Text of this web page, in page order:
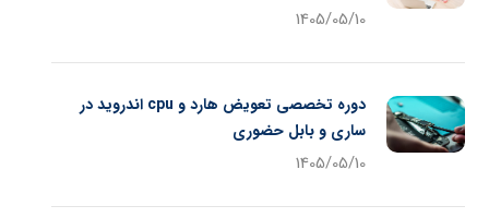
1405/05/10
دوره تخصصی تعویض هارد و cpu اندروید در
ساری و بابل حضوری
1405/05/10